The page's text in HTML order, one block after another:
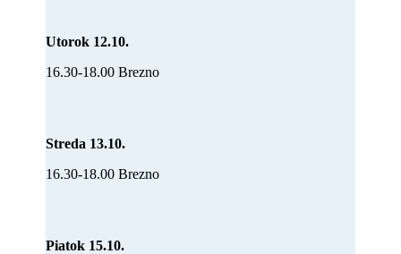
Utorok 12.10.
16.30-18.00 Brezno
Streda 13.10.
16.30-18.00 Brezno
Piatok 15.10.